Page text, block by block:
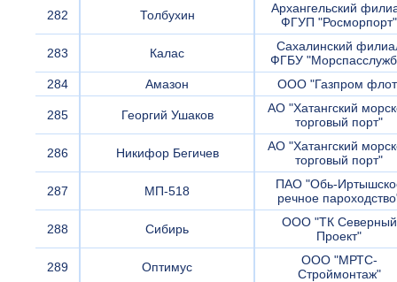
282 Толбухин
Архангельский
ФГУП "Росморпорт"
283 Калас
Сахалинский
ФГБУ
284
Амазон ООО "Газпром
285 Георгий Ушаков
АО "Хатангский
торговый порт"
286 Никифор Бегичев
АО "Хатангский
торговый порт"
287 МП-518
ПАО "Обь-
речное
288 Сибирь
ООО "ТК Северный
Проект"
289 Оптимус
ООО "МРТС-
Строймонтаж"